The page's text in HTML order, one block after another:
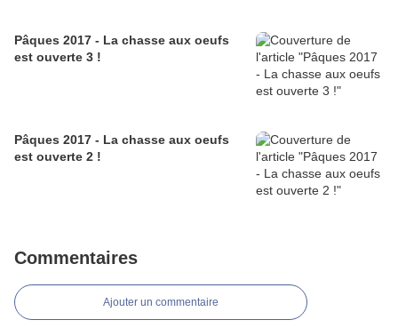
Pâques 2017 - La chasse aux oeufs
est ouverte 3 !
Pâques 2017 - La chasse aux oeufs
est ouverte 2 !
Commentaires
Ajouter un commentaire